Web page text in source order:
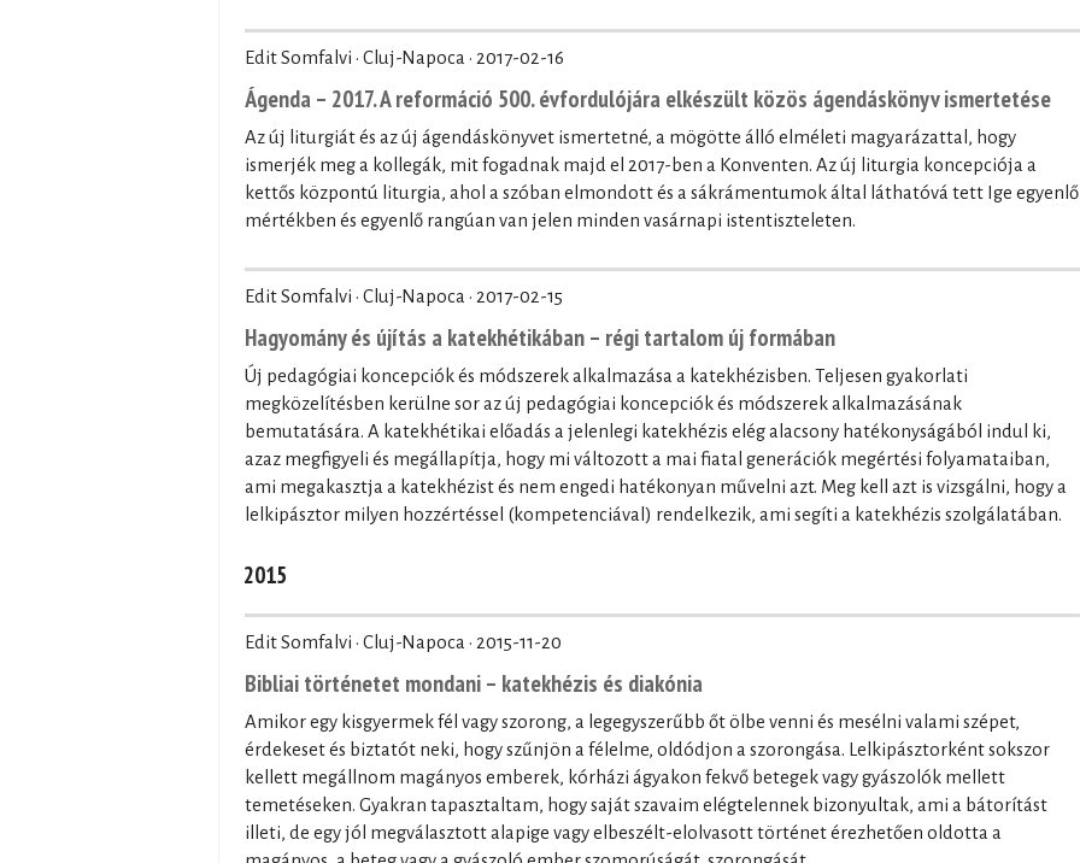
Edit Somfalvi · Cluj-Napoca · 2017-02-16
Ágenda – 2017. A reformáció 500. évfordulójára elkészült közös ágendáskönyv ismertetése
Az új liturgiát és az új ágendáskönyvet ismertetné, a mögötte álló elméleti magyarázattal, hogy
ismerjék meg a kollegák, mit fogadnak majd el 2017-ben a Konventen. Az új liturgia koncepciója a
kettős központú liturgia, ahol a szóban elmondott és a sákrámentumok által láthatóvá tett Ige egyenlő
mértékben és egyenlő rangúan van jelen minden vasárnapi istentiszteleten.
Edit Somfalvi · Cluj-Napoca · 2017-02-15
Hagyomány és újítás a katekhétikában – régi tartalom új formában
Új pedagógiai koncepciók és módszerek alkalmazása a katekhézisben. Teljesen gyakorlati
megközelítésben kerülne sor az új pedagógiai koncepciók és módszerek alkalmazásának
bemutatására. A katekhétikai előadás a jelenlegi katekhézis elég alacsony hatékonyságából indul ki,
azaz megfigyeli és megállapítja, hogy mi változott a mai fiatal generációk megértési folyamataiban,
ami megakasztja a katekhézist és nem engedi hatékonyan művelni azt. Meg kell azt is vizsgálni, hogy a
lelkipásztor milyen hozzértéssel (kompetenciával) rendelkezik, ami segíti a katekhézis szolgálatában.
2015
Edit Somfalvi · Cluj-Napoca · 2015-11-20
Bibliai történetet mondani – katekhézis és diakónia
Amikor egy kisgyermek fél vagy szorong, a legegyszerűbb őt ölbe venni és mesélni valami szépet,
érdekeset és biztatót neki, hogy szűnjön a félelme, oldódjon a szorongása. Lelkipásztorként sokszor
kellett megállnom magányos emberek, kórházi ágyakon fekvő betegek vagy gyászolók mellett
temetéseken. Gyakran tapasztaltam, hogy saját szavaim elégtelennek bizonyultak, ami a bátorítást
illeti, de egy jól megválasztott alapige vagy elbeszélt-elolvasott történet érezhetően oldotta a